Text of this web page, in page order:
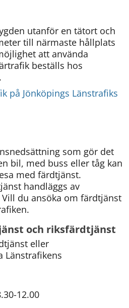
utanför en tätort och
till närmaste hållplats
att använda
beställs hos
på Jönköpings Länstrafiks
som gör det
bil, med buss eller tåg kan
med färdtjänst.
handläggs av
du ansöka om färdtjänst
och riksfärdtjänst
eller
Länstrafikens
12.00